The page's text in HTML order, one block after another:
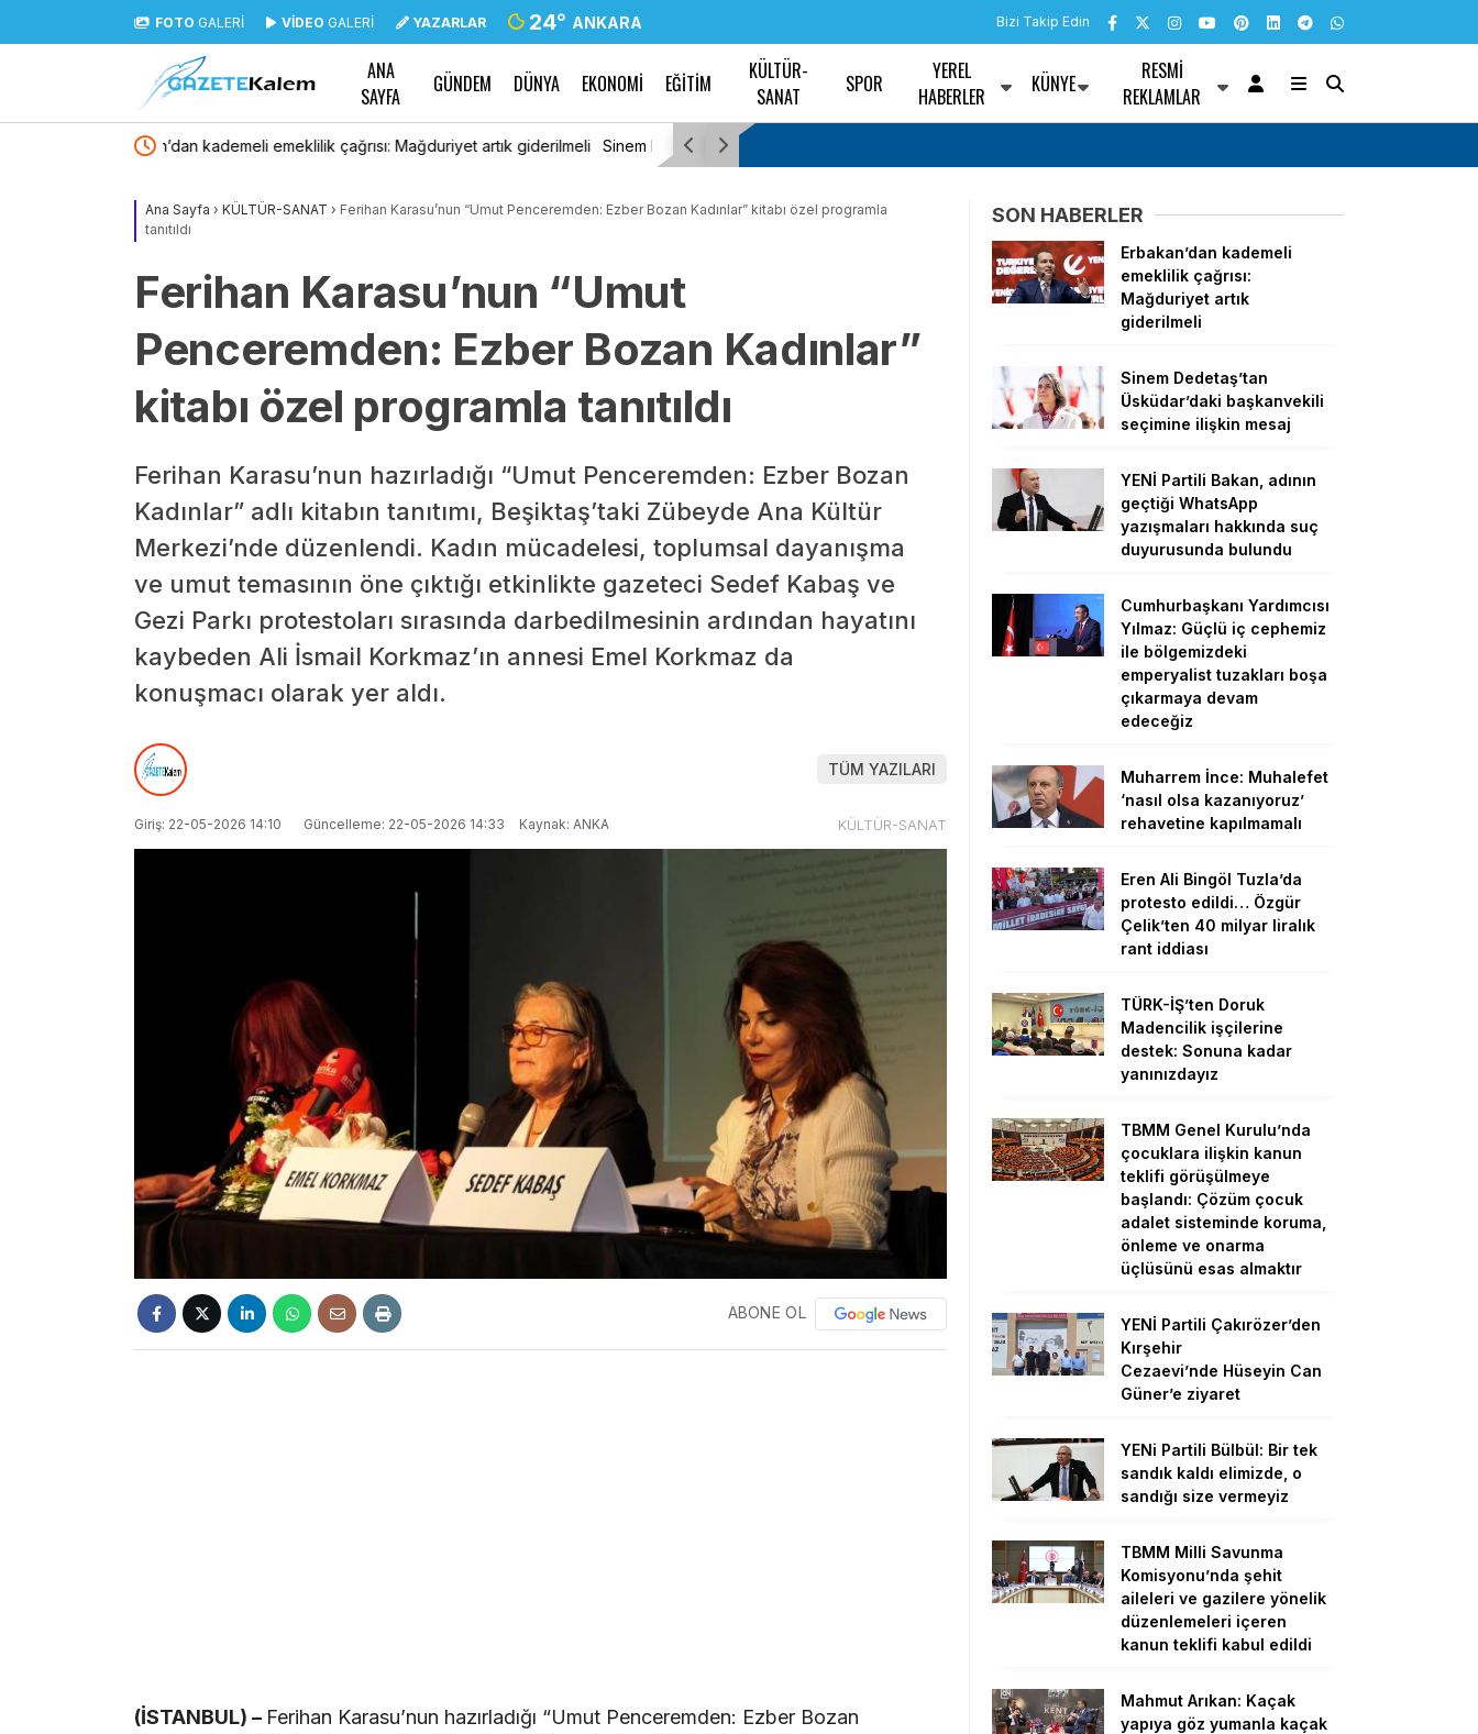
FOTO GALERİ VİDEO GALERİ YAZARLAR 24° ANKARA Bizi Takip Edin
ANA
SAYFA
GÜNDEM DÜNYA EKONOMİ EĞİTİM
KÜLTÜR-
SANAT
SPOR
YEREL
HABERLER
KÜNYE
RESMI
REKLAMLAR
artık giderilmeli Sinem Dedetaş’tan Üsküdar’daki başkanvekili seçimine ilişkin mesaj YENİ Partili Bakan, adının geçtiği WhatsApp yazışmaları hakkında
Ana Sayfa › KÜLTÜR-SANAT › Ferihan Karasu’nun “Umut Penceremden: Ezber Bozan Kadınlar” kitabı özel programla
tanıtıldı
Ferihan Karasu’nun “Umut
Penceremden: Ezber Bozan Kadınlar”
kitabı özel programla tanıtıldı
Ferihan Karasu’nun hazırladığı “Umut Penceremden: Ezber Bozan
Kadınlar” adlı kitabın tanıtımı, Beşiktaş’taki Zübeyde Ana Kültür
Merkezi’nde düzenlendi. Kadın mücadelesi, toplumsal dayanışma
ve umut temasının öne çıktığı etkinlikte gazeteci Sedef Kabaş ve
Gezi Parkı protestoları sırasında darbedilmesinin ardından hayatını
kaybeden Ali İsmail Korkmaz’ın annesi Emel Korkmaz da
konuşmacı olarak yer aldı.
TÜM YAZILARI
Giriş: 22-05-2026 14:10 Güncelleme: 22-05-2026 14:33 Kaynak: ANKA KÜLTÜR-SANAT
ABONE OL
(İSTANBUL) – Ferihan Karasu’nun hazırladığı “Umut Penceremden: Ezber Bozan
SON HABERLER
Erbakan’dan kademeli
emeklilik çağrısı:
Mağduriyet artık
giderilmeli
Sinem Dedetaş’tan
Üsküdar’daki başkanvekili
seçimine ilişkin mesaj
YENİ Partili Bakan, adının
geçtiği WhatsApp
yazışmaları hakkında suç
duyurusunda bulundu
Cumhurbaşkanı Yardımcısı
Yılmaz: Güçlü iç cephemiz
ile bölgemizdeki
emperyalist tuzakları boşa
çıkarmaya devam
edeceğiz
Muharrem İnce: Muhalefet
‘nasıl olsa kazanıyoruz’
rehavetine kapılmamalı
Eren Ali Bingöl Tuzla’da
protesto edildi… Özgür
Çelik’ten 40 milyar liralık
rant iddiası
TÜRK-İŞ’ten Doruk
Madencilik işçilerine
destek: Sonuna kadar
yanınızdayız
TBMM Genel Kurulu’nda
çocuklara ilişkin kanun
teklifi görüşülmeye
başlandı: Çözüm çocuk
adalet sisteminde koruma,
önleme ve onarma
üçlüsünü esas almaktır
YENİ Partili Çakırözer’den
Kırşehir
Cezaevi’nde Hüseyin Can
Güner’e ziyaret
YENi Partili Bülbül: Bir tek
sandık kaldı elimizde, o
sandığı size vermeyiz
TBMM Milli Savunma
Komisyonu’nda şehit
aileleri ve gazilere yönelik
düzenlemeleri içeren
kanun teklifi kabul edildi
Mahmut Arıkan: Kaçak
yapıya göz yumanla kaçak